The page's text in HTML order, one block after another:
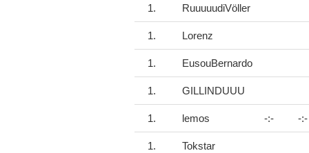
1. RuuuuudiVöller
1. Lorenz
1. EusouBernardo
1. GILLINDUUU
1. lemos -:- -:-
1. Tokstar